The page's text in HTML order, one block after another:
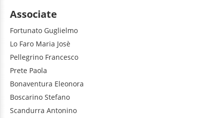
Associate
Fortunato Guglielmo
Lo Faro Maria Josè
Pellegrino Francesco
Prete Paola
Bonaventura Eleonora
Boscarino Stefano
Scandurra Antonino